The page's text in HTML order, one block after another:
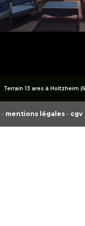
Terrain 13 ares à Holtzheim
- mentions légales - cgv